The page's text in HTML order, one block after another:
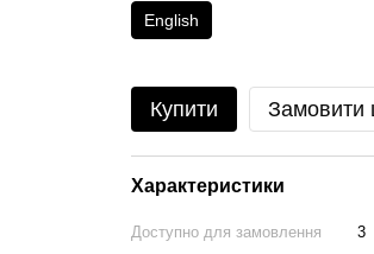
English
Купити Замовити
Характеристики
Доступно для замовлення
3